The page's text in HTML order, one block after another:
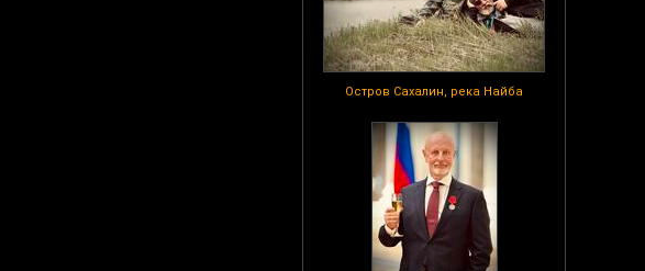
Остров Сахалин, река Найба